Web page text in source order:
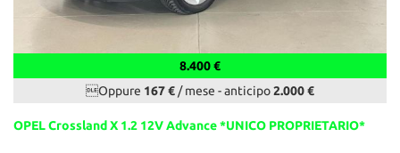
8.400 €
Oppure 167 €/ mese -anticipo2.000 €
OPEL Crossland X 1.2 12V Advance *UNICO PROPRIETARIO*